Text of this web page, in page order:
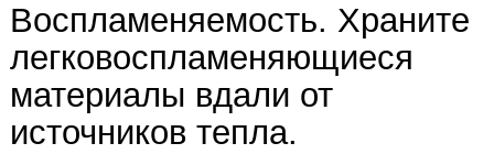
Воспламеняемость. Храните
легковоспламеняющиеся
материалы вдали от
источников тепла.